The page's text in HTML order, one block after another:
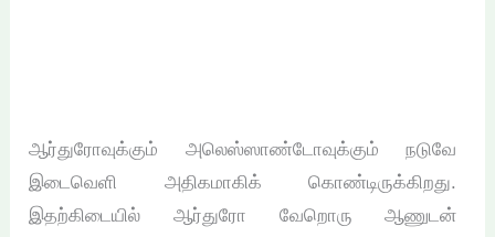
ஆர்துரோவுக்கும் அலெஸ்ஸாண்டோவுக்கும் நடுவே
இடைவெளி அதிகமாகிக் கொண்டிருக்கிறது.
இதற்கிடையில் ஆர்துரோ வேறொரு ஆணுடன்